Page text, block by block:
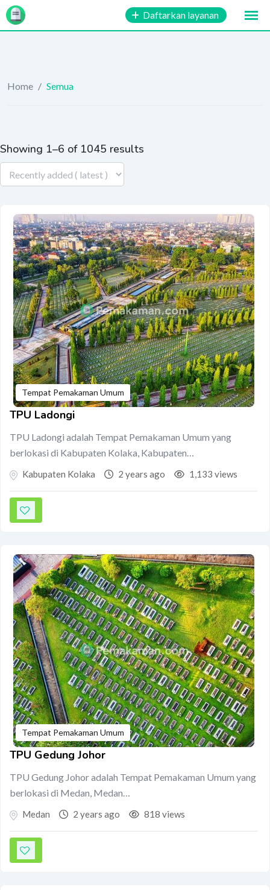
Skip
to
content
Daftarkan layanan
Home / Semua
Showing 1–6 of 1045 results
Tempat Pemakaman Umum
TPU Ladongi
TPU Ladongi adalah Tempat Pemakaman Umum yang
berlokasi di Kabupaten Kolaka, Kabupaten…
Kabupaten Kolaka 2 years ago 1,133 views
Tempat Pemakaman Umum
TPU Gedung Johor
TPU Gedung Johor adalah Tempat Pemakaman Umum yang
berlokasi di Medan, Medan…
Medan 2 years ago 818 views